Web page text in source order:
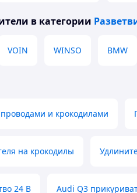
в категории
VOIN WINSO BMW
и крокодилами
на крокодилы
24 В Audi Q3